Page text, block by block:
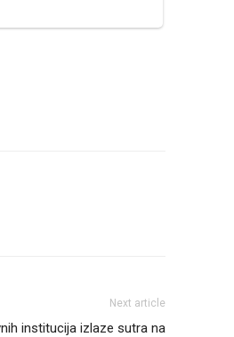
Next article
institucija izlaze sutra na